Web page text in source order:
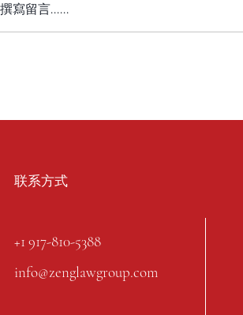
撰寫留言......
联系方式
+1 917-810-5388
info@zenglawgroup.com